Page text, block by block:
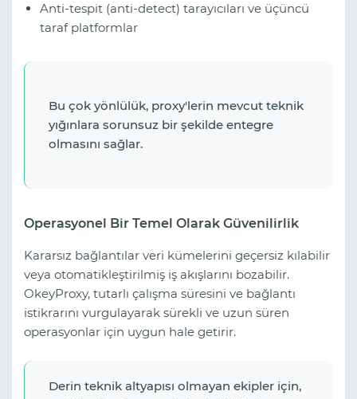
Anti-tespit (anti-detect) tarayıcıları ve üçüncü
taraf platformlar
Bu çok yönlülük, proxy'lerin mevcut teknik
yığınlara sorunsuz bir şekilde entegre
olmasını sağlar.
Operasyonel Bir Temel Olarak Güvenilirlik
Kararsız bağlantılar veri kümelerini geçersiz kılabilir
veya otomatikleştirilmiş iş akışlarını bozabilir.
OkeyProxy, tutarlı çalışma süresini ve bağlantı
istikrarını vurgulayarak sürekli ve uzun süren
operasyonlar için uygun hale getirir.
Derin teknik altyapısı olmayan ekipler için,